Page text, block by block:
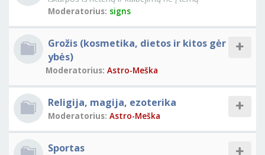
Moderatorius: signs
Grožis (kosmetika, dietos ir kitos gėr
ybės)
Moderatorius: Astro-Meška
Religija, magija, ezoterika
Moderatorius: Astro-Meška
Sportas